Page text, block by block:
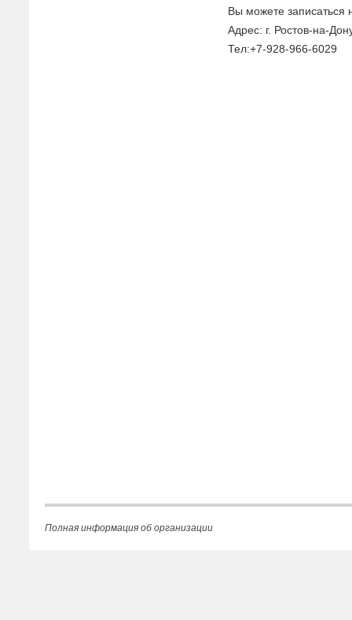
Вы можете
Адрес: г. Ростов-на-
Тел:+7-928-966-6029
Полная информация об организации